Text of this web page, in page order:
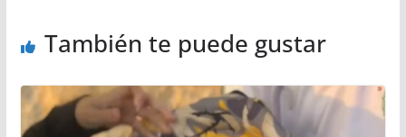
También te puede gustar